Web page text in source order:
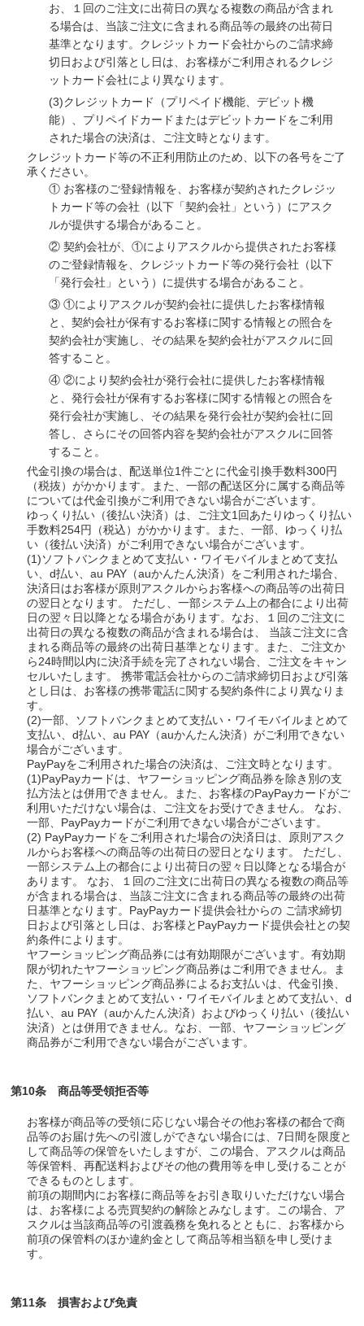
お、１回のご注文に出荷日の異なる複数の商品が含まれ
る場合は、当該ご注文に含まれる商品等の最終の出荷日
基準となります。クレジットカード会社からのご請求締
切日および引落とし日は、お客様がご利用されるクレジ
ットカード会社により異なります。
(3)クレジットカード（プリペイド機能、デビット機
能）、プリペイドカードまたはデビットカードをご利用
された場合の決済は、ご注文時となります。
クレジットカード等の不正利用防止のため、以下の各号をご了
承ください。
① お客様のご登録情報を、お客様が契約されたクレジッ
トカード等の会社（以下「契約会社」という）にアスク
ルが提供する場合があること。
② 契約会社が、①によりアスクルから提供されたお客様
のご登録情報を、クレジットカード等の発行会社（以下
「発行会社」という）に提供する場合があること。
③ ①によりアスクルが契約会社に提供したお客様情報
と、契約会社が保有するお客様に関する情報との照合を
契約会社が実施し、その結果を契約会社がアスクルに回
答すること。
④ ②により契約会社が発行会社に提供したお客様情報
と、発行会社が保有するお客様に関する情報との照合を
発行会社が実施し、その結果を発行会社が契約会社に回
答し、さらにその回答内容を契約会社がアスクルに回答
すること。
代金引換の場合は、配送単位1件ごとに代金引換手数料300円
（税抜）がかかります。また、一部の配送区分に属する商品等
については代金引換がご利用できない場合がございます。
ゆっくり払い（後払い決済）は、ご注文1回あたりゆっくり払い
手数料254円（税込）がかかります。また、一部、ゆっくり払
い（後払い決済）がご利用できない場合がございます。
(1)ソフトバンクまとめて支払い・ワイモバイルまとめて支払
い、d払い、au PAY（auかんたん決済）をご利用された場合、
決済日はお客様が原則アスクルからお客様への商品等の出荷日
の翌日となります。 ただし、一部システム上の都合により出荷
日の翌々日以降となる場合があります。なお、１回のご注文に
出荷日の異なる複数の商品が含まれる場合は、 当該ご注文に含
まれる商品等の最終の出荷日基準となります。また、ご注文か
ら24時間以内に決済手続を完了されない場合、ご注文をキャン
セルいたします。 携帯電話会社からのご請求締切日および引落
とし日は、お客様の携帯電話に関する契約条件により異なりま
す。
(2)一部、ソフトバンクまとめて支払い・ワイモバイルまとめて
支払い、d払い、au PAY（auかんたん決済）がご利用できない
場合がございます。
PayPayをご利用された場合の決済は、ご注文時となります。
(1)PayPayカードは、ヤフーショッピング商品券を除き別の支
払方法とは併用できません。また、お客様のPayPayカードがご
利用いただけない場合は、ご注文をお受けできません。 なお、
一部、PayPayカードがご利用できない場合がございます。
(2) PayPayカードをご利用された場合の決済日は、原則アスク
ルからお客様への商品等の出荷日の翌日となります。 ただし、
一部システム上の都合により出荷日の翌々日以降となる場合が
あります。 なお、１回のご注文に出荷日の異なる複数の商品等
が含まれる場合は、当該ご注文に含まれる商品等の最終の出荷
日基準となります。PayPayカード提供会社からの ご請求締切
日および引落とし日は、お客様とPayPayカード提供会社との契
約条件によります。
ヤフーショッピング商品券には有効期限がございます。有効期
限が切れたヤフーショッピング商品券はご利用できません。ま
た、ヤフーショッピング商品券によるお支払いは、代金引換、
ソフトバンクまとめて支払い・ワイモバイルまとめて支払い、d
払い、au PAY（auかんたん決済）およびゆっくり払い（後払い
決済）とは併用できません。なお、一部、ヤフーショッピング
商品券がご利用できない場合がございます。
第10条 商品等受領拒否等
お客様が商品等の受領に応じない場合その他お客様の都合で商
品等のお届け先への引渡しができない場合には、7日間を限度と
して商品等の保管をいたしますが、この場合、アスクルは商品
等保管料、再配送料およびその他の費用等を申し受けることが
できるものとします。
前項の期間内にお客様に商品等をお引き取りいただけない場合
は、お客様による売買契約の解除とみなします。この場合、ア
スクルは当該商品等の引渡義務を免れるとともに、お客様から
前項の保管料のほか違約金として商品等相当額を申し受けま
す。
第11条 損害および免責